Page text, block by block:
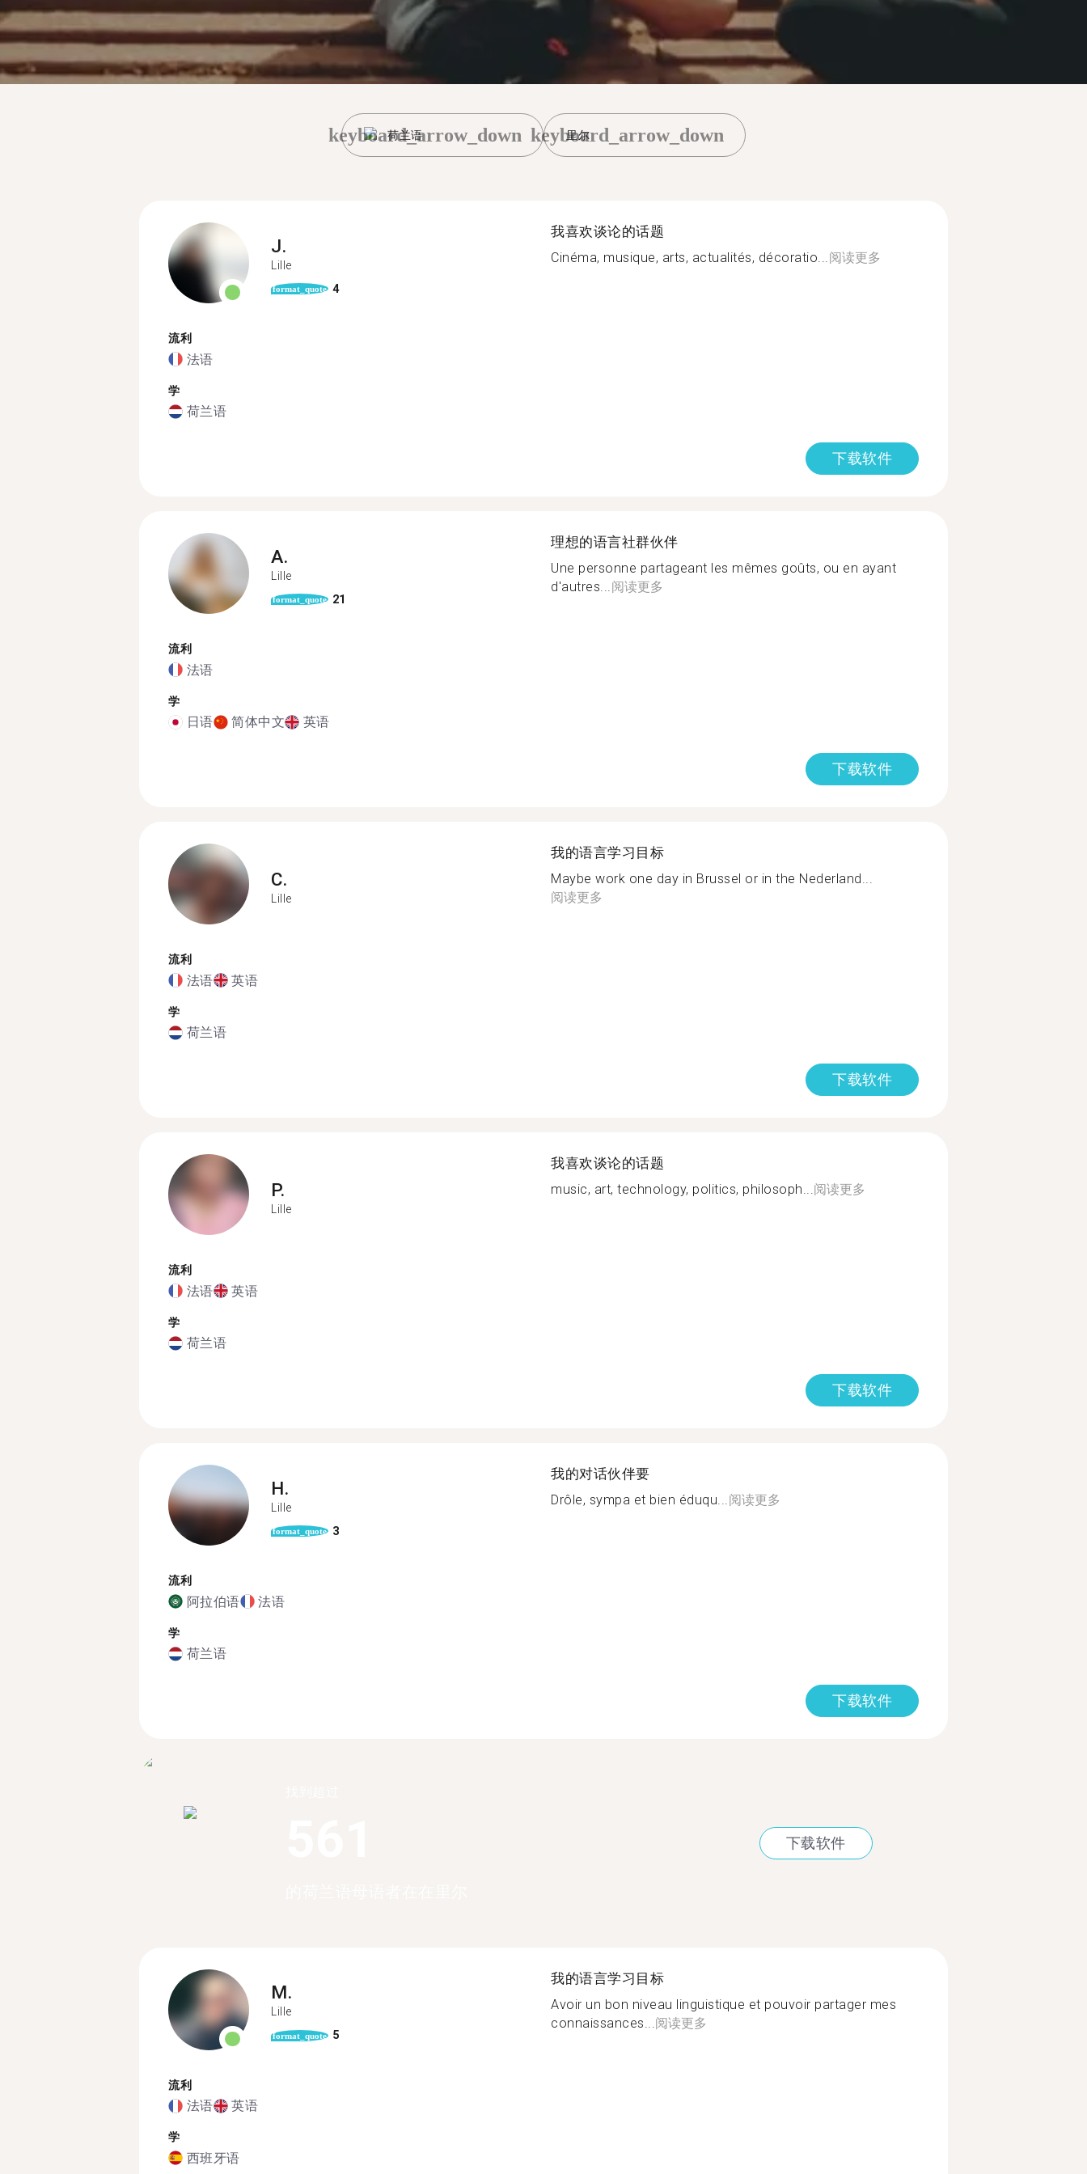
荷兰语
keyboard_arrow_down 里尔
keyboard_arrow_down
J.
Lille
format_quote 4
流利
法语
学
荷兰语
我喜欢谈论的话题
Cinéma, musique, arts, actualités, décoratio...阅读更多
下载软件
A.
Lille
format_quote 21
流利
法语
学
日语 简体中文 英语
理想的语言社群伙伴
Une personne partageant les mêmes goûts, ou en ayant
d'autres...阅读更多
下载软件
C.
Lille
流利
法语 英语
学
荷兰语
我的语言学习目标
Maybe work one day in Brussel or in the Nederland...
阅读更多
下载软件
P.
Lille
流利
法语 英语
学
荷兰语
我喜欢谈论的话题
music, art, technology, politics, philosoph...阅读更多
下载软件
H.
Lille
format_quote 3
流利
阿拉伯语 法语
学
荷兰语
我的对话伙伴要
Drôle, sympa et bien éduqu...阅读更多
下载软件
下载软件
M.
Lille
format_quote 5
流利
法语 英语
学
西班牙语
我的语言学习目标
Avoir un bon niveau linguistique et pouvoir partager mes
connaissances... 阅读更多